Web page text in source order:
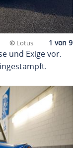
© Lotus
und Exige vor.